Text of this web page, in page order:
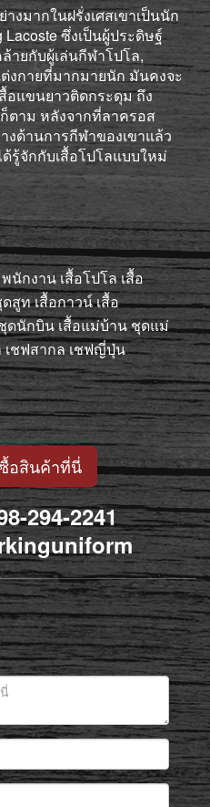
งมากในฝรั่งเศสเขาเป็นนัก
ซึ่งเป็นผู้ประดิษฐ์
ายกับผู้เล่นกีฬาโปโล,
งกายที่มากมายนัก มันคงจะ
อแขนยาวติดกระดุม ถึง
ตาม หลังจากที่ลาครอส
ด้านการกีฬาของเขาแล้ว
รู้จักกับเสื้อโปโลแบบใหม่
นักงาน เสื้อโปโล เสื้อ
สูทเสื้อกาวน์เสื้อ
ดนักบินเสื้อแม่บ้านชุดแม่
เชฟสากลเชฟญี่ปุ่น
อสินค้าที่นี่
294-2241